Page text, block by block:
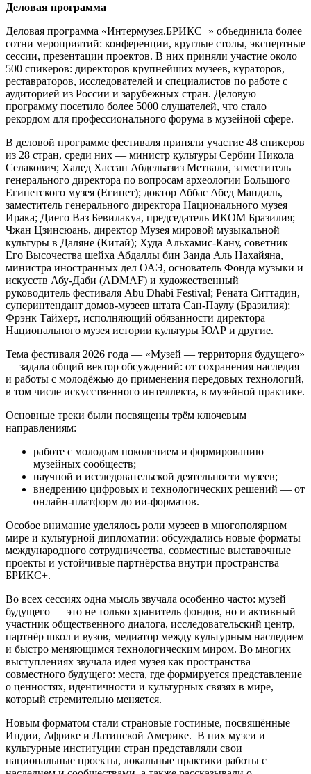
Деловая программа
Деловая программа «Интермузея.БРИКС+» объединила более
сотни мероприятий: конференции, круглые столы, экспертные
сессии, презентации проектов. В них приняли участие около
500 спикеров: директоров крупнейших музеев, кураторов,
реставраторов, исследователей и специалистов по работе с
аудиторией из России и зарубежных стран. Деловую
программу посетило более 5000 слушателей, что стало
рекордом для профессионального форума в музейной сфере.
В деловой программе фестиваля приняли участие 48 спикеров
из 28 стран, среди них — министр культуры Сербии Никола
Селакович; Халед Хассан Абдельазиз Метвали, заместитель
генерального директора по вопросам археологии Большого
Египетского музея (Египет); доктор Аббас Абед Мандиль,
заместитель генерального директора Национального музея
Ирака; Диего Ваз Бевилакуа, председатель ИКОМ Бразилия;
Чжан Цзинсюань, директор Музея мировой музыкальной
культуры в Даляне (Китай); Худа Альхамис‑Кану, советник
Его Высочества шейха Абдаллы бин Заида Аль Нахайяна,
министра иностранных дел ОАЭ, основатель Фонда музыки и
искусств Абу‑Даби (ADMAF) и художественный
руководитель фестиваля Abu Dhabi Festival; Рената Ситтадин,
суперинтендант домов‑музеев штата Сан‑Паулу (Бразилия);
Фрэнк Тайхерт, исполняющий обязанности директора
Национального музея истории культуры ЮАР и другие.
Тема фестиваля 2026 года — «Музей — территория будущего»
— задала общий вектор обсуждений: от сохранения наследия
и работы с молодёжью до применения передовых технологий,
в том числе искусственного интеллекта, в музейной практике.
Основные треки были посвящены трём ключевым
направлениям:
работе с молодым поколением и формированию
музейных сообществ;
научной и исследовательской деятельности музеев;
внедрению цифровых и технологических решений — от
онлайн‑платформ до ии-форматов.
Особое внимание уделялось роли музеев в многополярном
мире и культурной дипломатии: обсуждались новые форматы
международного сотрудничества, совместные выставочные
проекты и устойчивые партнёрства внутри пространства
БРИКС+.
Во всех сессиях одна мысль звучала особенно часто: музей
будущего — это не только хранитель фондов, но и активный
участник общественного диалога, исследовательский центр,
партнёр школ и вузов, медиатор между культурным наследием
и быстро меняющимся технологическим миром. Во многих
выступлениях звучала идея музея как пространства
совместного будущего: места, где формируется представление
о ценностях, идентичности и культурных связях в мире,
который стремительно меняется.
Новым форматом стали страновые гостиные, посвящённые
Индии, Африке и Латинской Америке. В них музеи и
культурные институции стран представляли свои
национальные проекты, локальные практики работы с